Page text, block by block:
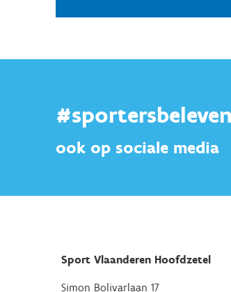
ook op sociale media
Sport Vlaanderen Hoofdzetel
Simon Bolivarlaan 17